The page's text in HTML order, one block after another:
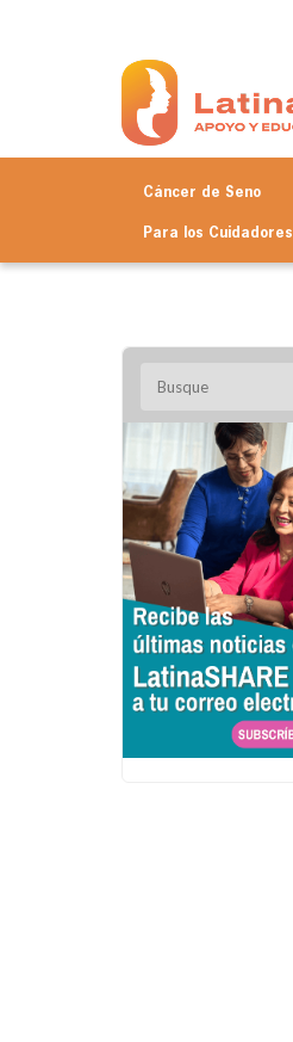
Cáncer de Seno
Para los Cuidadores